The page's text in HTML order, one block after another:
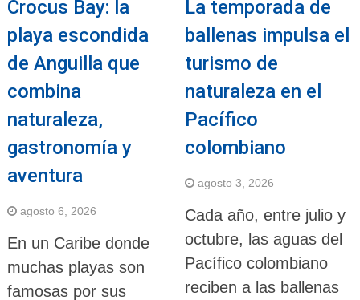
Crocus Bay: la
playa escondida
de Anguilla que
combina
naturaleza,
gastronomía y
aventura
agosto 6, 2026
En un Caribe donde
muchas playas son
famosas por sus
La temporada de
ballenas impulsa el
turismo de
naturaleza en el
Pacífico
colombiano
agosto 3, 2026
Cada año, entre julio y
octubre, las aguas del
Pacífico colombiano
reciben a las ballenas